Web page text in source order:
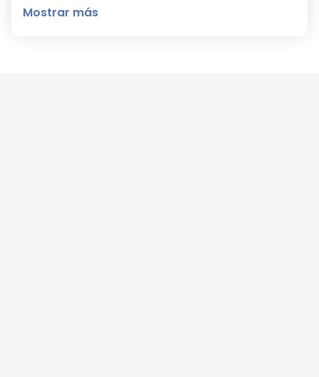
notas de lichi, bergamota y nuez moscada en la salida,
Mostrar más